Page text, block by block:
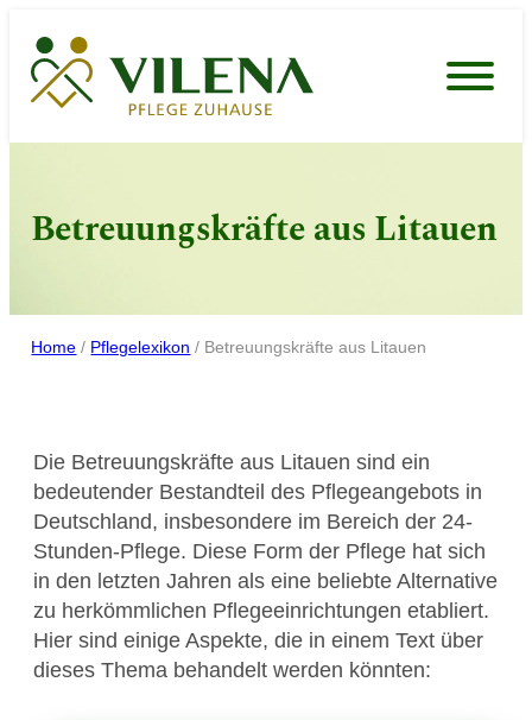
Inhalt
springen
Betreuungskräfte aus Litauen
Home / Pflegelexikon / Betreuungskräfte aus Litauen
Die Betreuungskräfte aus Litauen sind ein
bedeutender Bestandteil des Pflegeangebots in
Deutschland, insbesondere im Bereich der 24-
Stunden-Pflege. Diese Form der Pflege hat sich
in den letzten Jahren als eine beliebte Alternative
zu herkömmlichen Pflegeeinrichtungen etabliert.
Hier sind einige Aspekte, die in einem Text über
dieses Thema behandelt werden könnten: